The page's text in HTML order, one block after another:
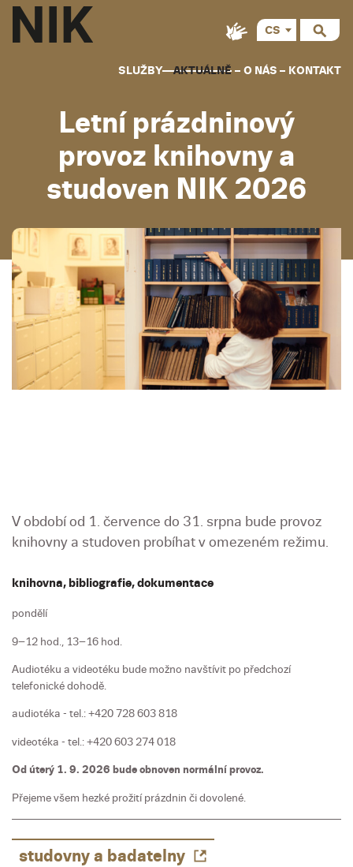
SLUŽBY AKTUÁLNĚ O NÁS KONTAKT
CS
Letní prázdninový
provoz knihovny a
studoven NIK 2026
V období od 1. července do 31. srpna bude provoz
knihovny a studoven probíhat v omezeném režimu.
knihovna, bibliografie, dokumentace
pondělí
9–12 hod., 13–16 hod.
Audiotéku a videotéku bude možno navštívit po předchozí
telefonické dohodě.
audiotéka - tel.: +420 728 603 818
videotéka - tel.: +420 603 274 018
Od úterý 1. 9. 2026 bude obnoven normální provoz.
Přejeme všem hezké prožití prázdnin či dovolené.
studovny a badatelny